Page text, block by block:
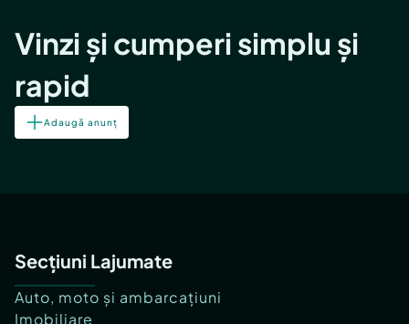
Vinzi și cumperi simplu și
rapid
Adaugă anunț
Secțiuni Lajumate
Auto, moto și ambarcațiuni
Imobiliare